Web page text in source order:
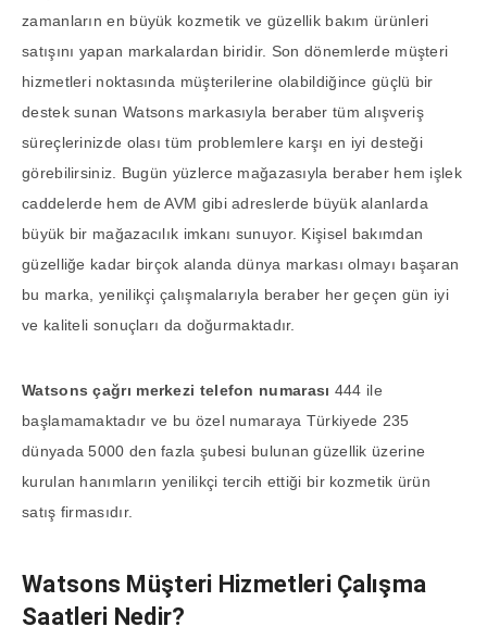
zamanların en büyük kozmetik ve güzellik bakım ürünleri
satışını yapan markalardan biridir. Son dönemlerde müşteri
hizmetleri noktasında müşterilerine olabildiğince güçlü bir
destek sunan Watsons markasıyla beraber tüm alışveriş
süreçlerinizde olası tüm problemlere karşı en iyi desteği
görebilirsiniz. Bugün yüzlerce mağazasıyla beraber hem işlek
caddelerde hem de AVM gibi adreslerde büyük alanlarda
büyük bir mağazacılık imkanı sunuyor. Kişisel bakımdan
güzelliğe kadar birçok alanda dünya markası olmayı başaran
bu marka, yenilikçi çalışmalarıyla beraber her geçen gün iyi
ve kaliteli sonuçları da doğurmaktadır.
Watsons çağrı merkezi telefon numarası 444 ile
başlamamaktadır ve bu özel numaraya Türkiyede 235
dünyada 5000 den fazla şubesi bulunan güzellik üzerine
kurulan hanımların yenilikçi tercih ettiği bir kozmetik ürün
satış firmasıdır.
Watsons Müşteri Hizmetleri Çalışma
Saatleri Nedir?